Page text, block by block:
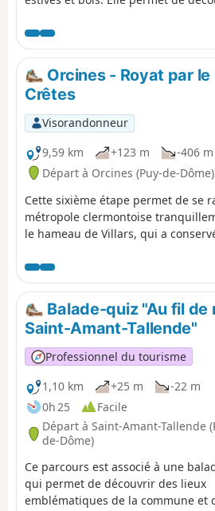
patrimoine bâti ancien traditionnel.
Orcines - Royat par
Crêtes
Visorandonneur
9,59 km
+123 m -406 m
Départ à Orcines (Puy-de-Dôme)
Cette sixième étape permet de se
métropole clermontoise
le hameau de Villars, qui a
Crêtes, en balcon du la vallée de la
rejoindre le vieux bourg de Royat.
Balade-quiz "Au fil de
Saint-Amant-Tallende"
Professionnel du tourisme
1,10 km
+25 m
-22 m
0h 25
Facile
Départ à Saint-Amant-Tallende
de-Dôme)
Ce parcours est associé à une
qui permet de découvrir des lieux
emblématiques de la commune et